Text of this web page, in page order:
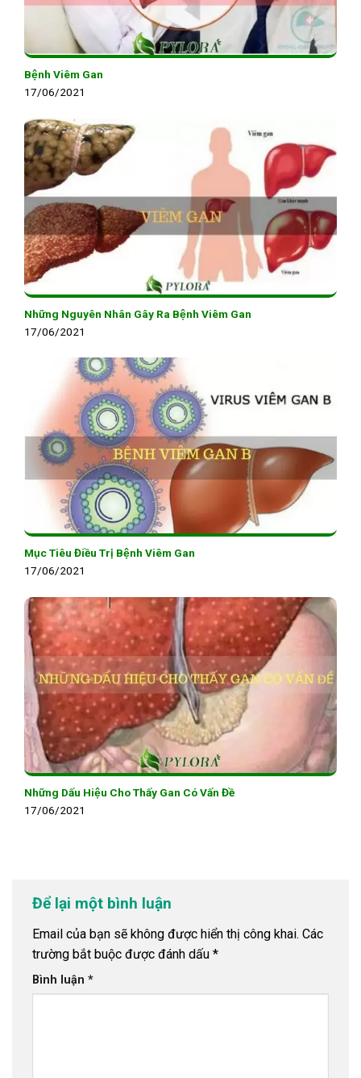
Bệnh Viêm Gan
17/06/2021
Những Nguyên Nhân Gây Ra Bệnh Viêm Gan
17/06/2021
Mục Tiêu Điều Trị Bệnh Viêm Gan
17/06/2021
Những Dấu Hiệu Cho Thấy Gan Có Vấn Đề
17/06/2021
Để lại một bình luận
Email của bạn sẽ không được hiển thị công khai. Các
trường bắt buộc được đánh dấu *
Bình luận *